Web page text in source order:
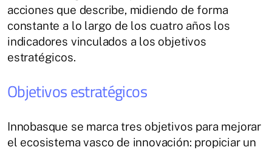
acciones que describe, midiendo de forma
constante a lo largo de los cuatro años los
indicadores vinculados a los objetivos
estratégicos.
Objetivos estratégicos
Innobasque se marca tres objetivos para mejorar
el ecosistema vasco de innovación: propiciar un